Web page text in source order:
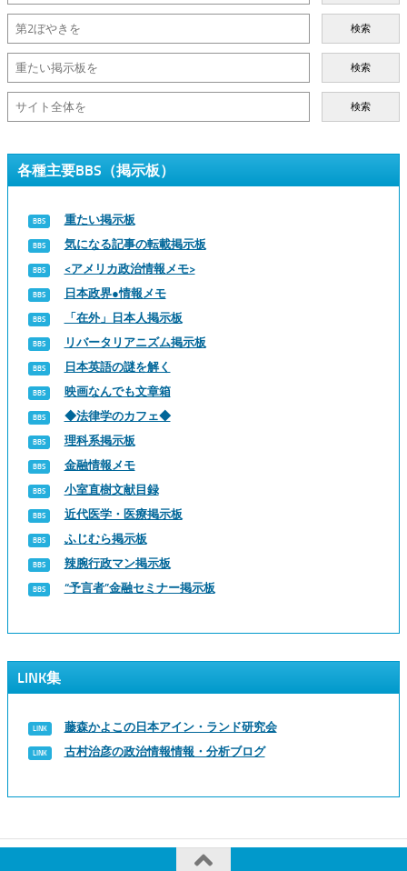
検索
検索
検索
各種主要BBS（掲示板）
重たい掲示板
気になる記事の転載掲示板
<アメリカ政治情報メモ>
日本政界●情報メモ
「在外」日本人掲示板
リバータリアニズム掲示板
日本英語の謎を解く
映画なんでも文章箱
◆法律学のカフェ◆
理科系掲示板
金融情報メモ
小室直樹文献目録
近代医学・医療掲示板
ふじむら掲示板
辣腕行政マン掲示板
“予言者”金融セミナー掲示板
LINK集
藤森かよこの日本アイン・ランド研究会
古村治彦の政治情報情報・分析ブログ